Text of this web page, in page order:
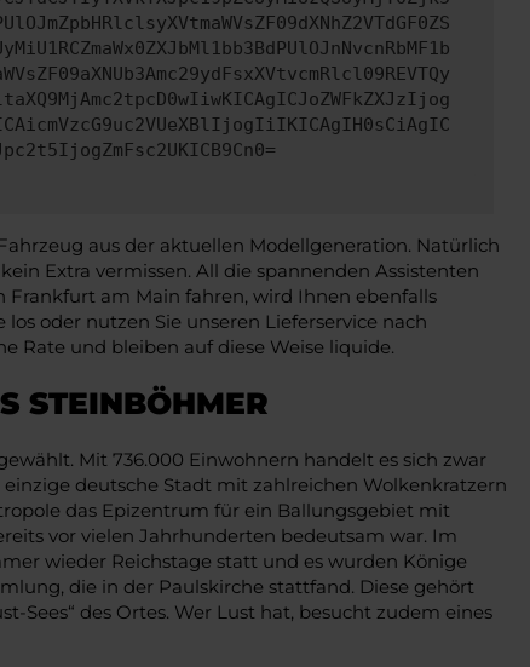
aus der aktuellen Modellgeneration. Natürlich
Extra vermissen. All die spannenden Assistenten
am Main fahren, wird Ihnen ebenfalls
oder nutzen Sie unseren Lieferservice nach
Rate und bleiben auf diese Weise liquide.
STEINBÖHMER
Mit 736.000 Einwohnern handelt es sich zwar
deutsche Stadt mit zahlreichen Wolkenkratzern
das Epizentrum für ein Ballungsgebiet mit
vor vielen Jahrhunderten bedeutsam war. Im
wieder Reichstage statt und es wurden Könige
die in der Paulskirche stattfand. Diese gehört
des Ortes. Wer Lust hat, besucht zudem eines